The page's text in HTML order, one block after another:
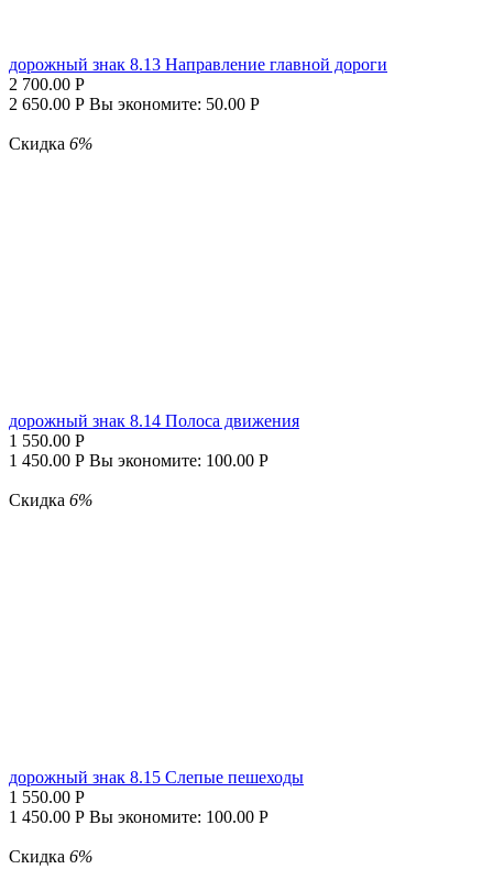
дорожный знак 8.13 Направление главной дороги
2 700.00 Р
2 650.00 Р Вы экономите: 50.00 Р
Скидка 6%
дорожный знак 8.14 Полоса движения
1 550.00 Р
1 450.00 Р Вы экономите: 100.00 Р
Скидка 6%
дорожный знак 8.15 Слепые пешеходы
1 550.00 Р
1 450.00 Р Вы экономите: 100.00 Р
Скидка 6%